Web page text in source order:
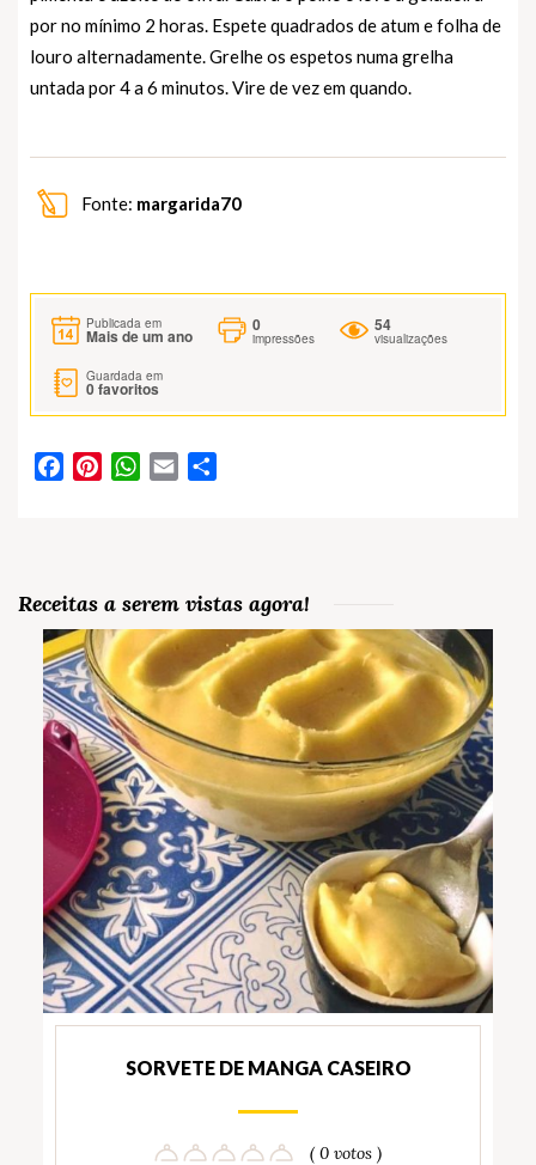
por no mínimo 2 horas. Espete quadrados de atum e folha de
louro alternadamente. Grelhe os espetos numa grelha
untada por 4 a 6 minutos. Vire de vez em quando.
Fonte: margarida70
Publicada em
Mais de um ano
0
impressões
54
visualizações
Guardada em
0favoritos
FacebookPinterestWhatsApp
Email
Receitas a serem vistas agora!
SORVETE DE MANGA CASEIRO
( 0 votos )